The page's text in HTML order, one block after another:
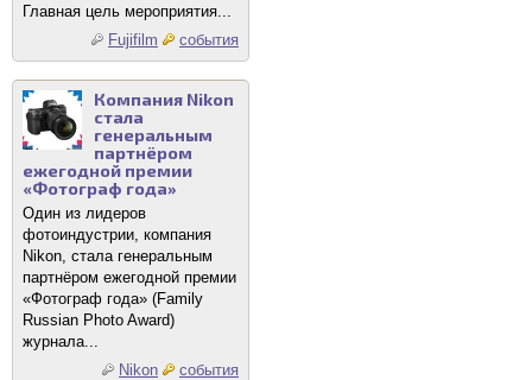
Главная цель мероприятия...
Fujifilm
события
Компания Nikon
стала
генеральным
партнёром
ежегодной премии
«Фотограф года»
Один из лидеров
фотоиндустрии, компания
Nikon, стала генеральным
партнёром ежегодной премии
«Фотограф года» (Family
Russian Photo Award)
журнала...
Nikon
события